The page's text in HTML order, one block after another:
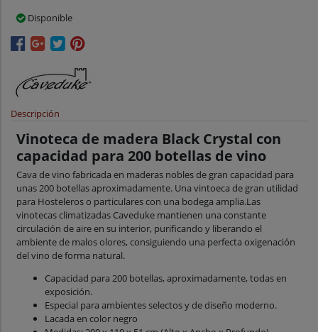
Disponible
Descripción
Vinoteca de madera Black Crystal con
capacidad para 200 botellas de vino
Cava de vino fabricada en maderas nobles de gran capacidad para
unas 200 botellas aproximadamente. Una vintoeca de gran utilidad
para Hosteleros o particulares con una bodega amplia.Las
vinotecas climatizadas Caveduke mantienen una constante
circulación de aire en su interior, purificando y liberando el
ambiente de malos olores, consiguiendo una perfecta oxigenación
del vino de forma natural.
Capacidad para 200 botellas, aproximadamente, todas en
exposición.
Especial para ambientes selectos y de diseño moderno.
Lacada en color negro